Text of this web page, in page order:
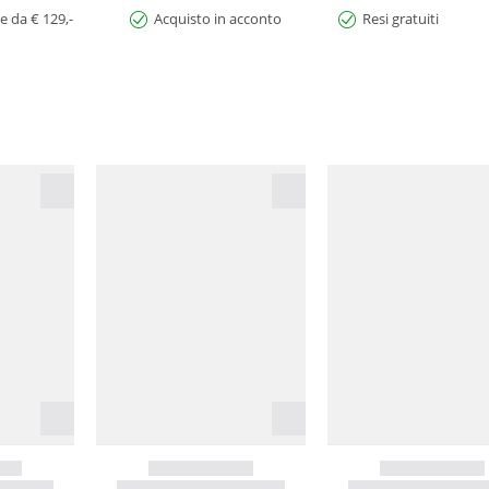
da € 129,- Acquisto in acconto Resi gratuiti